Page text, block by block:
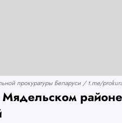
прокуратуры Беларуси / t.me/
районе